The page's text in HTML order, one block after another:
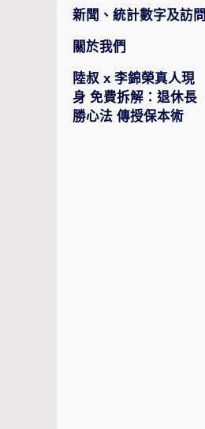
新聞、統計數字及訪問
關於我們
陸叔 x 李錦榮真人現
身 免費拆解：退休長
勝心法 傳授保本術